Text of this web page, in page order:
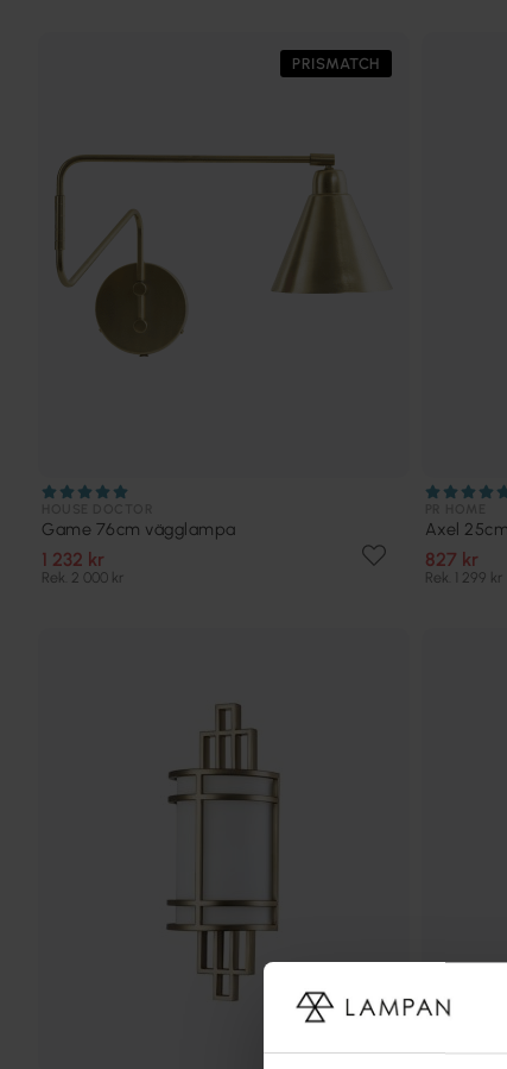
PRISMATCH
Game 76cm vägglampa
1 232 kr
Rek. 2 000 kr
Axel
827 kr
Rek. 1 299 kr